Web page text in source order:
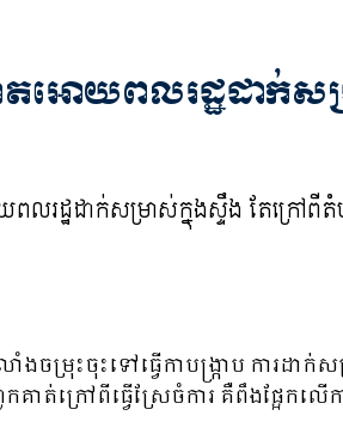
តអោយពលរដ្ឋដាក់
ម្រុះចុះទៅធ្វើកាបង្ក្រាប ការដា
ាត់ក្រៅពីធ្វើស្រែចំការ គឺពឹងផ្អែកលើ